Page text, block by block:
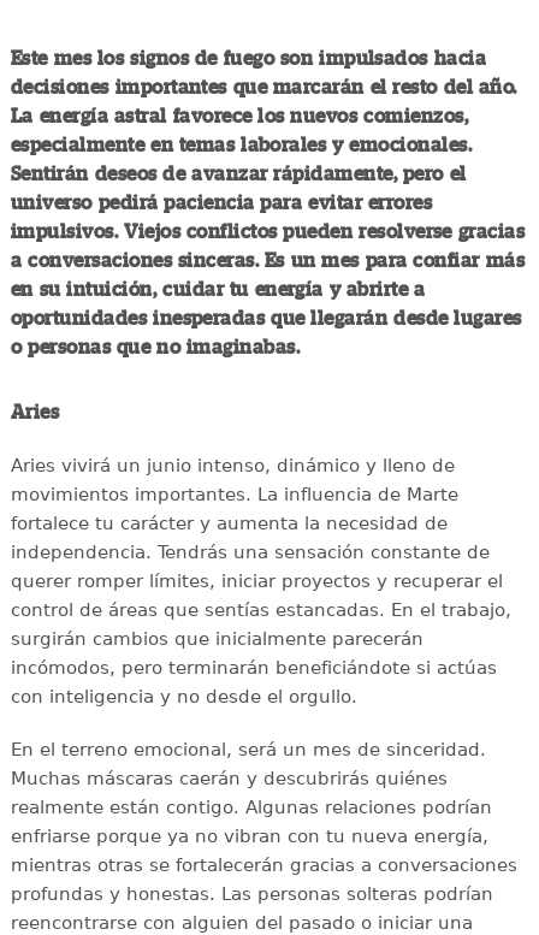
Este mes los signos de fuego son impulsados hacia
decisiones importantes que marcarán el resto del año.
La energía astral favorece los nuevos comienzos,
especialmente en temas laborales y emocionales.
Sentirán deseos de avanzar rápidamente, pero el
universo pedirá paciencia para evitar errores
impulsivos. Viejos conflictos pueden resolverse gracias
a conversaciones sinceras. Es un mes para confiar más
en su intuición, cuidar tu energía y abrirte a
oportunidades inesperadas que llegarán desde lugares
o personas que no imaginabas.
Aries
Aries vivirá un junio intenso, dinámico y lleno de
movimientos importantes. La influencia de Marte
fortalece tu carácter y aumenta la necesidad de
independencia. Tendrás una sensación constante de
querer romper límites, iniciar proyectos y recuperar el
control de áreas que sentías estancadas. En el trabajo,
surgirán cambios que inicialmente parecerán
incómodos, pero terminarán beneficiándote si actúas
con inteligencia y no desde el orgullo.
En el terreno emocional, será un mes de sinceridad.
Muchas máscaras caerán y descubrirás quiénes
realmente están contigo. Algunas relaciones podrían
enfriarse porque ya no vibran con tu nueva energía,
mientras otras se fortalecerán gracias a conversaciones
profundas y honestas. Las personas solteras podrían
reencontrarse con alguien del pasado o iniciar una